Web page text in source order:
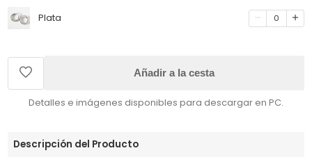
Plata 0
Añadir a la cesta
Detalles e imágenes disponibles para descargar en PC.
Descripción del Producto